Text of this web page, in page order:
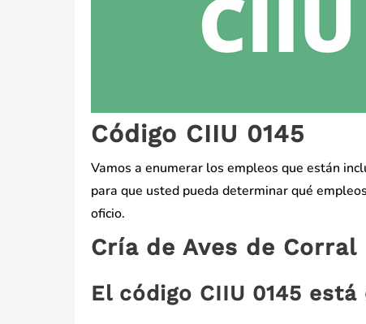
Código CIIU 0145
Vamos a enumerar los empleos que están
para que usted pueda determinar qué
oficio.
Cría de Aves de Corral
El código CIIU 0145